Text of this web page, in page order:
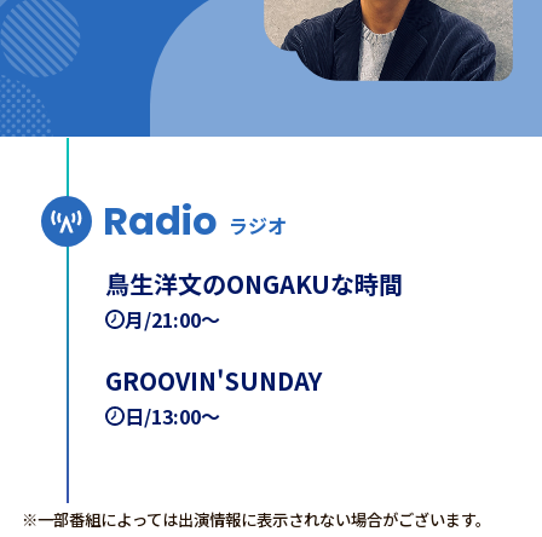
Radio ラジオ
鳥生洋文のONGAKUな時間
月/21:00～
GROOVIN'SUNDAY
日/13:00～
※一部番組によっては出演情報に表示されない場合がございます。